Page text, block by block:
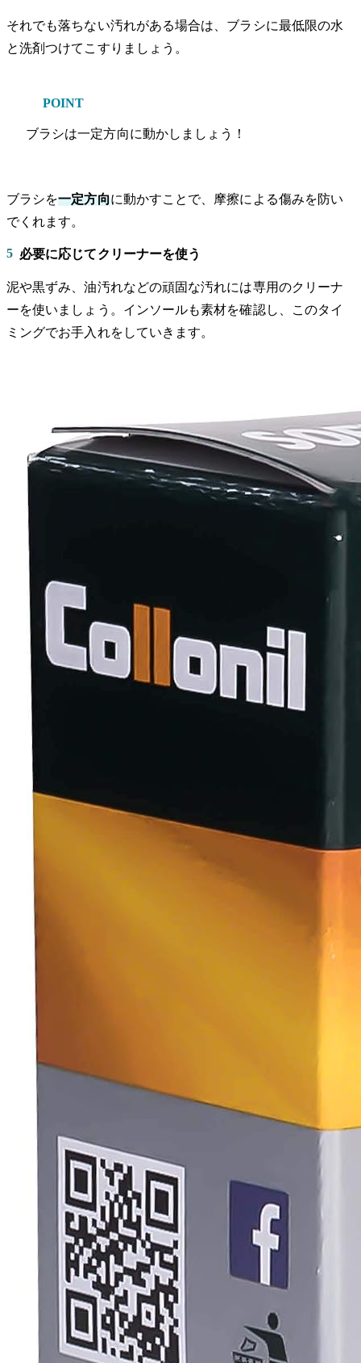
それでも落ちない汚れがある場合は、ブラシに最低限の水
と洗剤つけてこすりましょう。
POINT
ブラシは一定方向に動かしましょう！
ブラシを一定方向に動かすことで、摩擦による傷みを防い
でくれます。
5 必要に応じてクリーナーを使う
泥や黒ずみ、油汚れなどの頑固な汚れには専用のクリーナ
ーを使いましょう。インソールも素材を確認し、このタイ
ミングでお手入れをしていきます。